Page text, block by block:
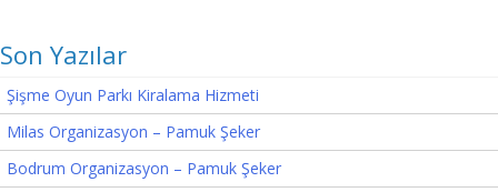
Son Yazılar
Şişme Oyun Parkı Kiralama Hizmeti
Milas Organizasyon – Pamuk Şeker
Bodrum Organizasyon – Pamuk Şeker